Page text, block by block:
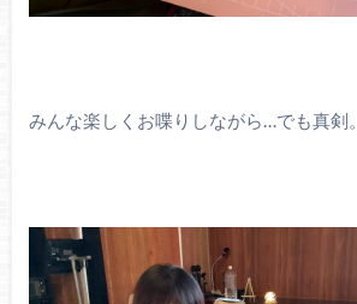
みんな楽しくお喋りしながら…でも真剣。